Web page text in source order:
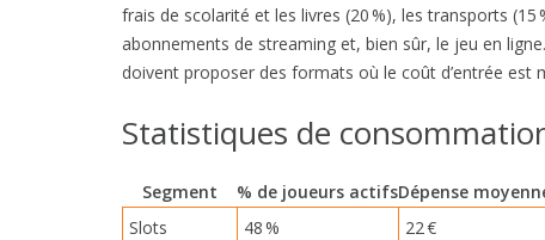
frais de scolarité et les livres (20 %), les transports
abonnements de streaming et, bien sûr, le jeu en
doivent proposer des formats où le coût d’entrée
Statistiques de
Segment % de joueurs actifsDépense
Slots
48 % 22 €